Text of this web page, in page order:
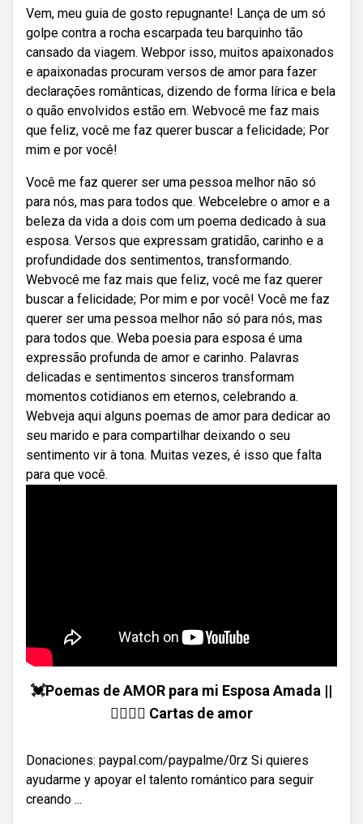
Vem, meu guia de gosto repugnante! Lança de um só
golpe contra a rocha escarpada teu barquinho tão
cansado da viagem. Webpor isso, muitos apaixonados
e apaixonadas procuram versos de amor para fazer
declarações românticas, dizendo de forma lírica e bela
o quão envolvidos estão em. Webvocê me faz mais
que feliz, você me faz querer buscar a felicidade; Por
mim e por você!
Você me faz querer ser uma pessoa melhor não só
para nós, mas para todos que. Webcelebre o amor e a
beleza da vida a dois com um poema dedicado à sua
esposa. Versos que expressam gratidão, carinho e a
profundidade dos sentimentos, transformando.
Webvocê me faz mais que feliz, você me faz querer
buscar a felicidade; Por mim e por você! Você me faz
querer ser uma pessoa melhor não só para nós, mas
para todos que. Weba poesia para esposa é uma
expressão profunda de amor e carinho. Palavras
delicadas e sentimentos sinceros transformam
momentos cotidianos em eternos, celebrando a.
Webveja aqui alguns poemas de amor para dedicar ao
seu marido e para compartilhar deixando o seu
sentimento vir à tona. Muitas vezes, é isso que falta
para que você.
💓Poemas de AMOR para mi Esposa Amada ||
👩‍❤️‍💋‍👩 Cartas de amor
Donaciones: paypal.com/paypalme/0rz Si quieres
ayudarme y apoyar el talento romántico para seguir
creando ...